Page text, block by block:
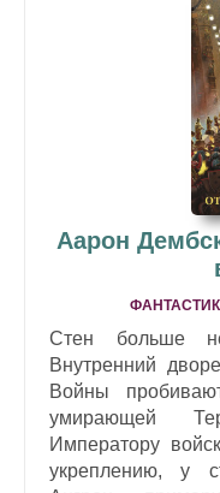
Аарон
Стен больше
Внутренний
Войны
умирающей
Императору
укреплению, у